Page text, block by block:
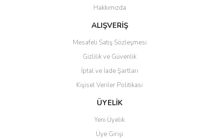
Ürün fiyatı diğer sitelerden daha pahalı.
Bu ürüne benzer farklı alternatifler olmalı.
Gönder
Hakkımızda
ALIŞVERİŞ
Mesafeli Satış Sözleşmesi
Gizlilik ve Güvenlik
İptal ve İade Şartları
Kişisel Veriler Politikası
ÜYELİK
Yeni Üyelik
Üye Girişi